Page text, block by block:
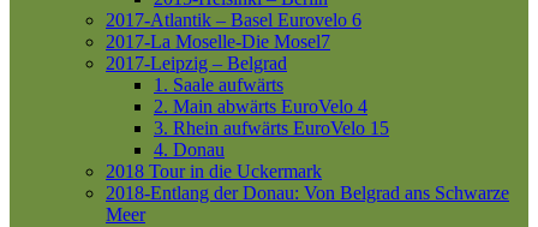
2017-Atlantik – Basel Eurovelo 6
2017-La Moselle-Die Mosel7
2017-Leipzig – Belgrad
1. Saale aufwärts
2. Main abwärts EuroVelo 4
3. Rhein aufwärts EuroVelo 15
4. Donau
2018 Tour in die Uckermark
2018-Entlang der Donau: Von Belgrad ans Schwarze
Meer